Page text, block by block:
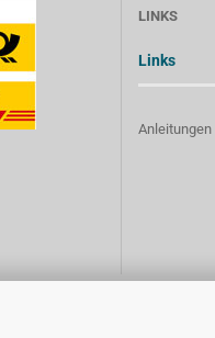
LINKS
Links
Anleitungen